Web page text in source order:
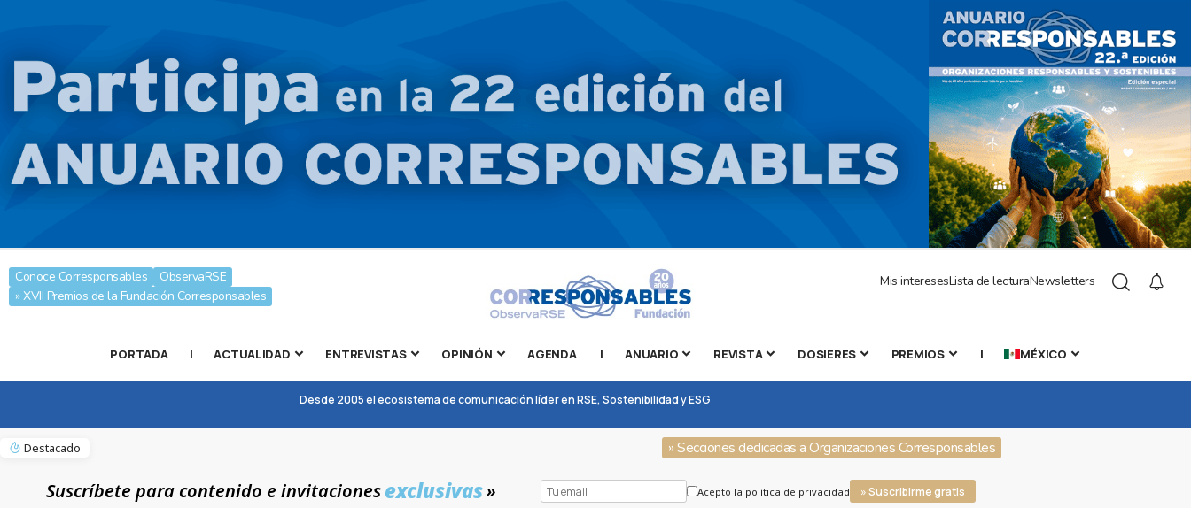
Conoce Corresponsables
ObservaRSE
» XVII Premios de la Fundación Corresponsables
Mis interesesLista de lecturaNewsletters
PORTADA | ACTUALIDAD ENTREVISTAS OPINIÓN AGENDA | ANUARIO REVISTA DOSIERES PREMIOS | MÉXICO
Desde 2005 el ecosistema de comunicación líder en RSE, Sostenibilidad y ESG
Destacado » Secciones dedicadas a Organizaciones Corresponsables
Suscríbete para contenido e invitacionesexclusivas» Acepto la política de privacidad » Suscribirme gratis